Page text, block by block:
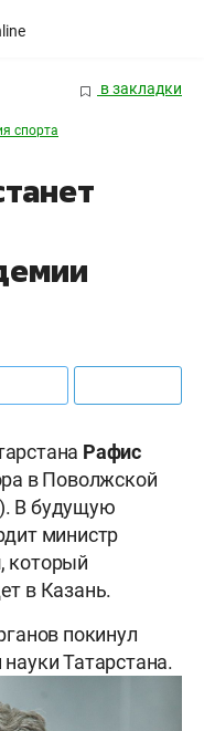
в закладки
спорта
Рафис
в Поволжской
В будущую
министр
, который
в Казань.
покинул
Татарстана.